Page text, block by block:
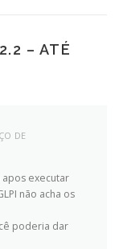
– ATÉ
DE
executar
não acha os
poderia dar